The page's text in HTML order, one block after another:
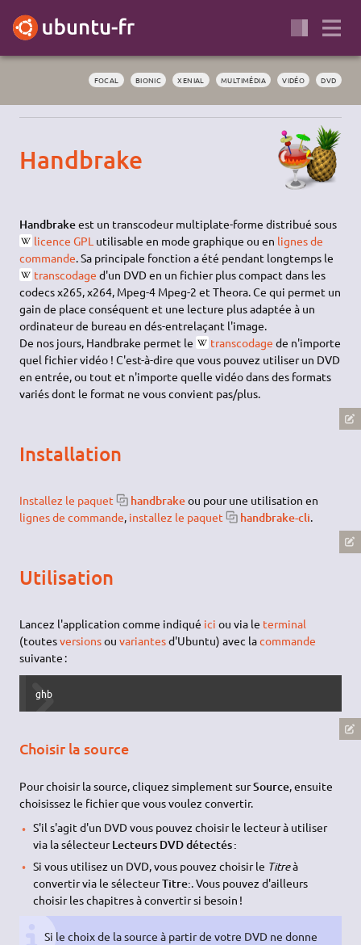
FOCAL BIONIC XENIAL MULTIMÉDIA VIDÉO DVD
Handbrake
Handbrakeest un transcodeur multiplate-forme distribué sous
licence GPL utilisable en mode graphique ou en lignes de
commande. Sa principale fonction a été pendant longtemps le
transcodage d'un DVD en un fichier plus compact dans les
codecs x265, x264, Mpeg-4 Mpeg-2 et Theora. Ce qui permet un
gain de place conséquent et une lecture plus adaptée à un
ordinateur de bureau en dés-entrelaçant l'image.
De nos jours, Handbrake permet le
transcodage de n'importe
quel fichier vidéo ! C'est-à-dire que vous pouvez utiliser un DVD
en entrée, ou tout et n'importe quelle vidéo dans des formats
variés dont le format ne vous convient pas/plus.
Installation
Installez le paquet handbrakeou pour une utilisation en
lignes de commande, installez le paquet handbrake-cli.
Utilisation
Lancez l'application comme indiqué ici ou via le terminal
(toutesversionsouvariantesd'Ubuntu) avec lacommande
suivante :
ghb
Choisir la source
Pour choisir la source, cliquez simplement surSource , ensuite
choisissez le fichier que vous voulez convertir.
S'il s'agit d'un DVD vous pouvez choisir le lecteur à utiliser
via la sélecteurLecteurs DVD détectés :
Si vous utilisez un DVD, vous pouvez choisir le Titreà
convertir via le sélecteurTitre:. Vous pouvez d'ailleurs
choisir les chapitres à convertir si besoin !
Si le choix de la source à partir de votre DVD ne donne